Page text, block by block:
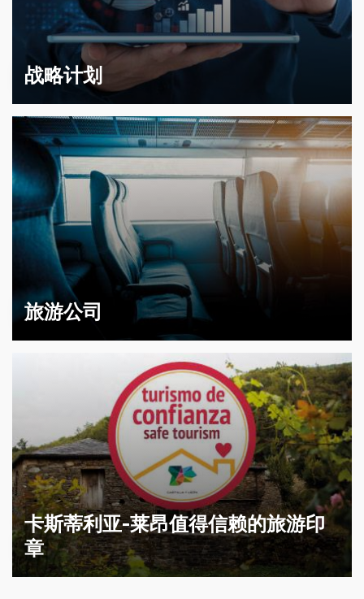
战略计划
旅游公司
卡斯蒂利亚-莱昂值得信赖的旅游印
章